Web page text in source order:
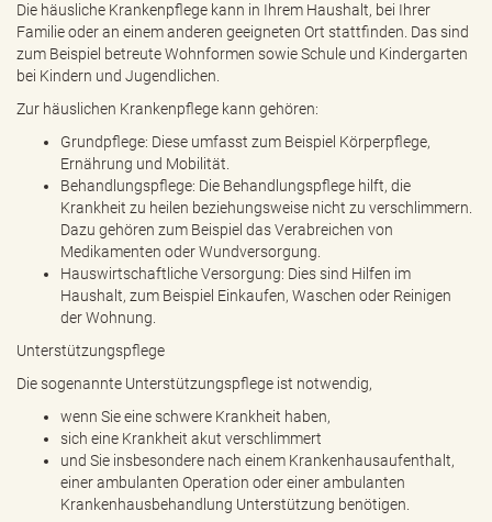
Die häusliche Krankenpflege kann in Ihrem Haushalt, bei Ihrer
Familie oder an einem anderen geeigneten Ort stattfinden. Das sind
zum Beispiel betreute Wohnformen sowie Schule und Kindergarten
bei Kindern und Jugendlichen.
Zur häuslichen Krankenpflege kann gehören:
Grundpflege: Diese umfasst zum Beispiel Körperpflege,
Ernährung und Mobilität.
Behandlungspflege: Die Behandlungspflege hilft, die
Krankheit zu heilen beziehungsweise nicht zu verschlimmern.
Dazu gehören zum Beispiel das Verabreichen von
Medikamenten oder Wundversorgung.
Hauswirtschaftliche Versorgung: Dies sind Hilfen im
Haushalt, zum Beispiel Einkaufen, Waschen oder Reinigen
der Wohnung.
Unterstützungspflege
Die sogenannte Unterstützungspflege ist notwendig,
wenn Sie eine schwere Krankheit haben,
sich eine Krankheit akut verschlimmert
und Sie insbesondere nach einem Krankenhausaufenthalt,
einer ambulanten Operation oder einer ambulanten
Krankenhausbehandlung Unterstützung benötigen.